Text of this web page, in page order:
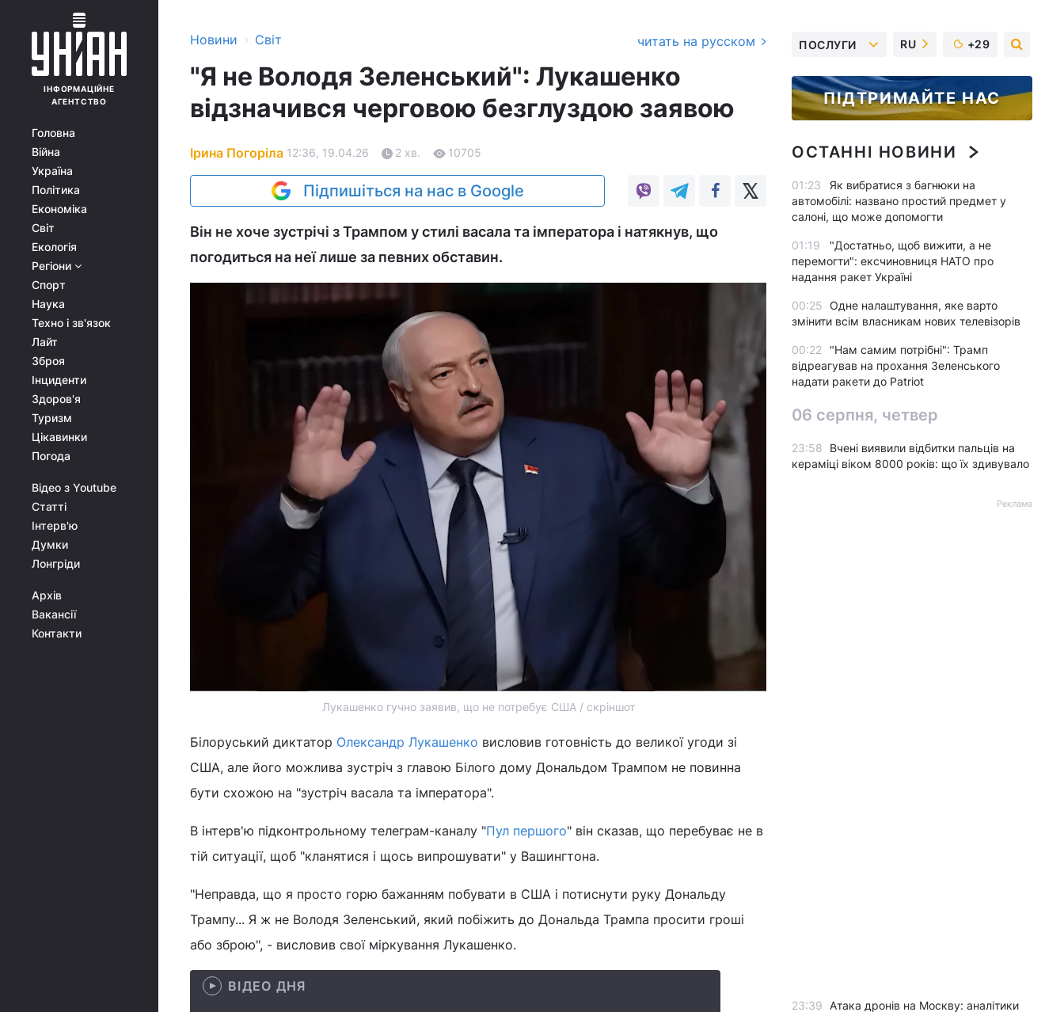
ІНФОРМАЦІЙНЕ
АГЕНТСТВО
Головна
Війна
Україна
Політика
Економіка
Світ
Екологія
Регіони
Спорт
Наука
Техно і зв'язок
Лайт
Зброя
Інциденти
Здоров'я
Туризм
Цікавинки
Погода
Відео з Youtube
Статті
Інтерв'ю
Думки
Лонгріди
Архів
Вакансії
Контакти
Новини › Світ читать на русском
"Я не Володя Зеленський": Лукашенко
відзначився черговою безглуздою заявою
Ірина Погоріла 12:36, 19.04.26 2 хв. 10705
Підпишіться на нас в Google
Він не хоче зустрічі з Трампом у стилі васала та імператора і натякнув, що
погодиться на неї лише за певних обставин.
Лукашенко гучно заявив, що не потребує США / скріншот
Білоруський диктатор Олександр Лукашенко висловив готовність до великої угоди зі
США, але його можлива зустріч з главою Білого дому Дональдом Трампом не повинна
бути схожою на "зустріч васала та імператора".
В інтерв'ю підконтрольному телеграм-каналу "Пул першого" він сказав, що перебуває не в
тій ситуації, щоб "кланятися і щось випрошувати" у Вашингтона.
"Неправда, що я просто горю бажанням побувати в США і потиснути руку Дональду
Трампу... Я ж не Володя Зеленський, який побіжить до Дональда Трампа просити гроші
або зброю", - висловив свої міркування Лукашенко.
ВІДЕО ДНЯ
ПОСЛУГИ RU +29
ПІДТРИМАЙТЕ НАС
ОСТАННІ НОВИНИ
01:23
Як вибратися з багнюки на
автомобілі: названо простий предмет у
салоні, що може допомогти
01:19
"Достатньо, щоб вижити, а не
перемогти": ексчиновниця НАТО про
надання ракет Україні
00:25 Одне налаштування, яке варто
змінити всім власникам нових телевізорів
00:22
"Нам самим потрібні": Трамп
відреагував на прохання Зеленського
надати ракети до Patriot
06 серпня, четвер
23:58
Вчені виявили відбитки пальців на
кераміці віком 8000 років: що їх здивувало
Реклама
23:39
Атака дронів на Москву: аналітики